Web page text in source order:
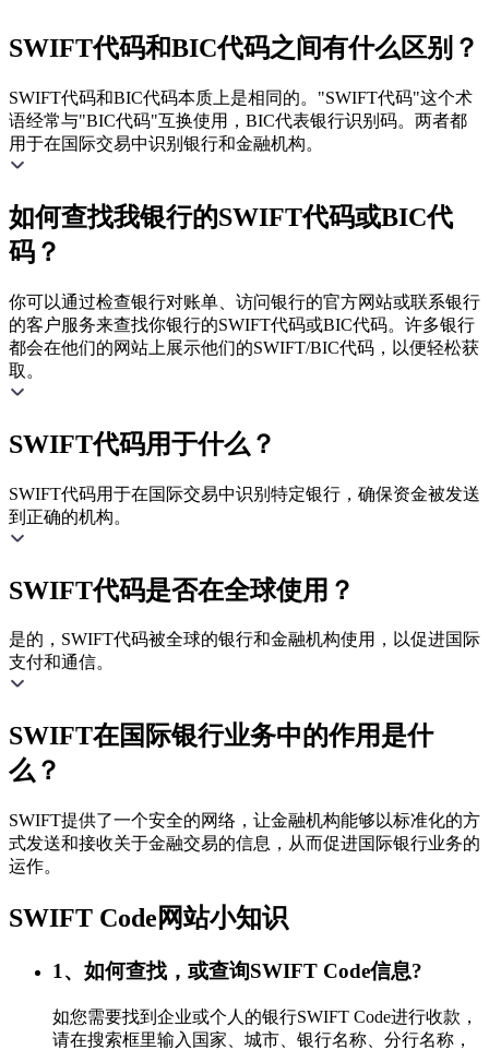
SWIFT代码和BIC代码之间有什么区别？
SWIFT代码和BIC代码本质上是相同的。"SWIFT代码"这个术
语经常与"BIC代码"互换使用，BIC代表银行识别码。两者都
用于在国际交易中识别银行和金融机构。
如何查找我银行的SWIFT代码或BIC代
码？
你可以通过检查银行对账单、访问银行的官方网站或联系银行
的客户服务来查找你银行的SWIFT代码或BIC代码。许多银行
都会在他们的网站上展示他们的SWIFT/BIC代码，以便轻松获
取。
SWIFT代码用于什么？
SWIFT代码用于在国际交易中识别特定银行，确保资金被发送
到正确的机构。
SWIFT代码是否在全球使用？
是的，SWIFT代码被全球的银行和金融机构使用，以促进国际
支付和通信。
SWIFT在国际银行业务中的作用是什
么？
SWIFT提供了一个安全的网络，让金融机构能够以标准化的方
式发送和接收关于金融交易的信息，从而促进国际银行业务的
运作。
SWIFT Code网站小知识
1、如何查找，或查询SWIFT Code信息?
如您需要找到企业或个人的银行SWIFT Code进行收款，
请在搜索框里输入国家、城市、银行名称、分行名称，